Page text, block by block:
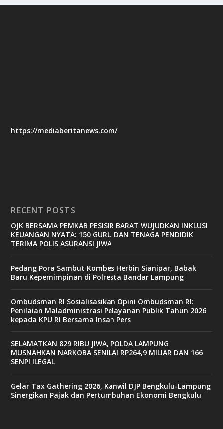
https://mediaberitanews.com/
RECENT POSTS
OJK BERSAMA PEMKAB PESISIR BARAT WUJUDKAN INKLUSI
KEUANGAN NYATA: 150 GURU DAN TENAGA PENDIDIK
TERIMA POLIS ASURANSI JIWA
Pedang Pora Sambut Kombes Herbin Sianipar, Babak
Baru Kepemimpinan di Polresta Bandar Lampung
Ombudsman RI Sosialisasikan Opini Ombudsman RI:
Penilaian Maladministrasi Pelayanan Publik Tahun 2026
kepada KPU RI Bersama Insan Pers
SELAMATKAN 829 RIBU JIWA, POLDA LAMPUNG
MUSNAHKAN NARKOBA SENILAI RP264,9 MILIAR DAN 166
SENPI ILEGAL
Gelar Tax Gathering 2026, Kanwil DJP Bengkulu-Lampung
Sinergikan Pajak dan Pertumbuhan Ekonomi Bengkulu